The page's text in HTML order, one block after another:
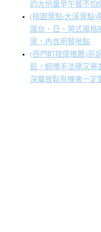
的大份量早午餐不怕
(桃園景點/大溪景點)
國台、日、英式風格
景，內含用餐地點
(西門町按摩推薦)亮
館，師傅手法穩又專
深層放鬆有機會一定